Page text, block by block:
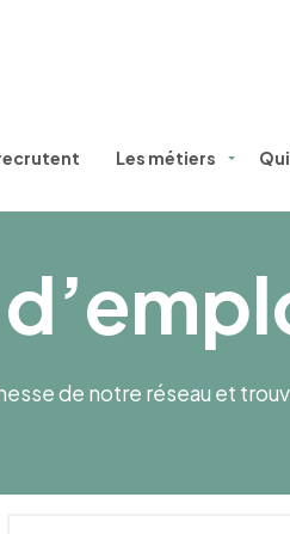
Les métiers
de notre réseau et